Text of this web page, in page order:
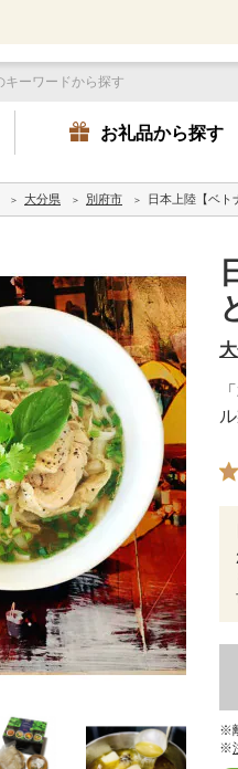
お礼品から探す
大分県 別府市 日本上陸【ベ
※
※